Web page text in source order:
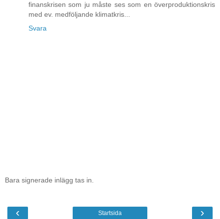
finanskrisen som ju måste ses som en överproduktionskris
med ev. medföljande klimatkris...
Svara
Bara signerade inlägg tas in.
‹ ›
Startsida